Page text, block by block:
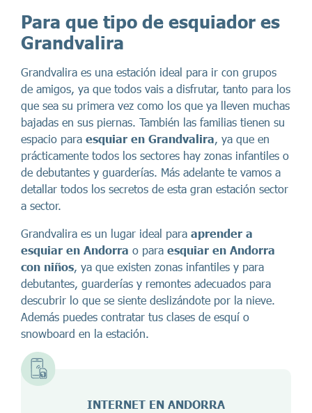
Para que tipo de esquiador es
Grandvalira
Grandvalira es una estación ideal para ir con grupos
de amigos, ya que todos vais a disfrutar, tanto para los
que sea su primera vez como los que ya lleven muchas
bajadas en sus piernas. También las familias tienen su
espacio para esquiar en Grandvalira, ya que en
prácticamente todos los sectores hay zonas infantiles o
de debutantes y guarderías. Más adelante te vamos a
detallar todos los secretos de esta gran estación sector
a sector.
Grandvalira es un lugar ideal para aprender a
esquiar en Andorra o para esquiar en Andorra
con niños, ya que existen zonas infantiles y para
debutantes, guarderías y remontes adecuados para
descubrir lo que se siente deslizándote por la nieve.
Además puedes contratar tus clases de esquí o
snowboard en la estación.
INTERNET EN ANDORRA